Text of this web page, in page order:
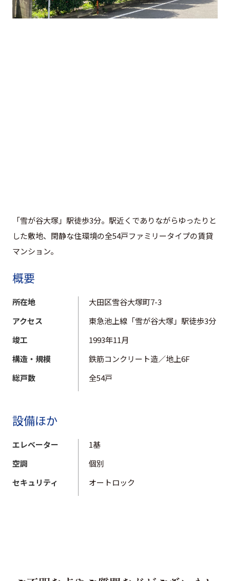
採用情報
「雪が谷大塚」駅徒歩3分。駅近くでありながらゆったりと
した敷地、閑静な住環境の全54戸ファミリータイプの賃貸
マンション。
概要
所在地
大田区雪谷大塚町7-3
アクセス
東急池上線「雪が谷大塚」駅徒歩3分
竣工
1993年11月
構造・規模
鉄筋コンクリート造／地上6F
総戸数
全54戸
設備ほか
エレベーター
1基
空調
個別
セキュリティ
オートロック